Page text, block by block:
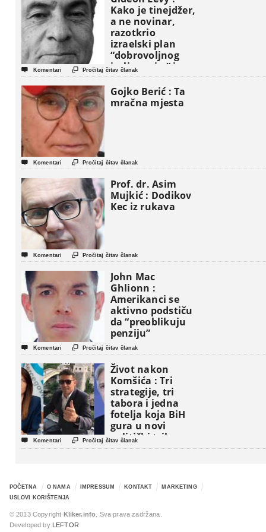
Kako je tinejdžer,
a ne novinar,
razotkrio
izraelski plan
“dobrovoljnog
iseljavanja ” iz
Gaze
 Komentari  Pročitaj čitav članak
Gojko Berić : Ta
mračna mjesta
 Komentari  Pročitaj čitav članak
Prof. dr. Asim
Mujkić : Dodikov
Kec iz rukava
 Komentari  Pročitaj čitav članak
John Mac
Ghlionn :
Amerikanci se
aktivno podstiču
da “preoblikuju
penziju”
 Komentari  Pročitaj čitav članak
Život nakon
Komšića : Tri
strategije, tri
tabora i jedna
fotelja koja BiH
gura u novi
politički triler
 Komentari  Pročitaj čitav članak
POČETNA O NAMA IMPRESSUM KONTAKT
MARKETING
USLOVI KORIŠTENJA
© 2013 Copyright Kliker.info . Sva prava zadržana.
Developed by
LEFTOR